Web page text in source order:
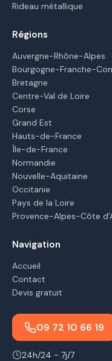
Rideau métallique
Régions
Auvergne-Rhône-Alpes
Bourgogne-Franche-
Bretagne
Centre-Val de Loire
Corse
Grand Est
Hauts-de-France
Île-de-France
Normandie
Nouvelle-Aquitaine
Occitanie
Pays de la Loire
Provence-Alpes-Côte
Navigation
Accueil
Contact
Devis gratuit
09 72 10 66 19
24h/24 - 7j/7